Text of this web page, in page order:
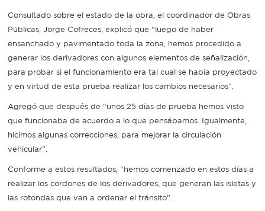
Consultado sobre el estado de la obra, el coordinador de Obras
Públicas, Jorge Cofreces, explicó que “luego de haber
ensanchado y pavimentado toda la zona, hemos procedido a
generar los derivadores con algunos elementos de señalización,
para probar si el funcionamiento era tal cual se había proyectado
y en virtud de esta prueba realizar los cambios necesarios”.
Agregó que después de “unos 25 días de prueba hemos visto
que funcionaba de acuerdo a lo que pensábamos. Igualmente,
hicimos algunas correcciones, para mejorar la circulación
vehicular”.
Conforme a estos resultados, “hemos comenzado en estos días a
realizar los cordones de los derivadores, que generan las isletas y
las rotondas que van a ordenar el tránsito”.